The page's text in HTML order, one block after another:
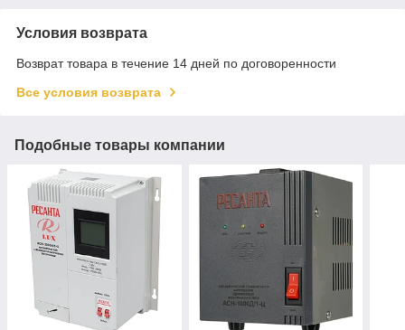
Условия возврата
Возврат товара в течение 14 дней по договоренности
Все условия возврата
Подобные товары компании